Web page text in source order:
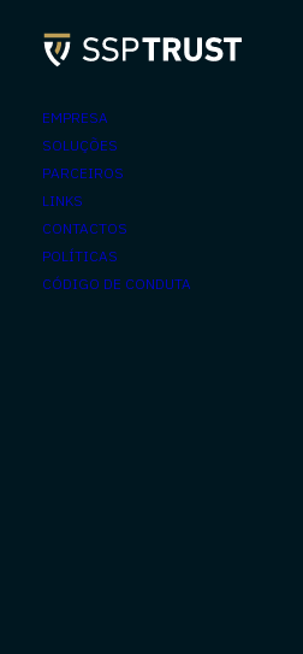
EMPRESA
SOLUÇÕES
PARCEIROS
LINKS
CONTACTOS
POLÍTICAS
CÓDIGO DE CONDUTA